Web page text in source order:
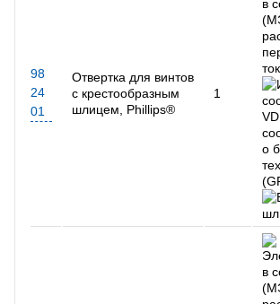
98
24
01
Отвертка для винтов
с крестообразным
шлицем, Phillips®
1